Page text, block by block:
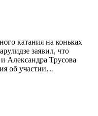
катания на коньках
заявил, что
Александра Трусова
об участии…